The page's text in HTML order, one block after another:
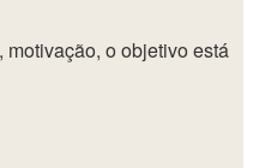
o objetivo está